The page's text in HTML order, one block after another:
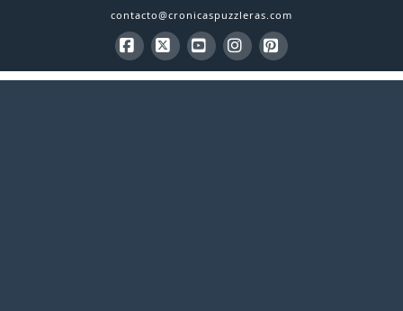
contacto@cronicaspuzzleras.com
Facebook
X YouTubeInstagram
Pinterest